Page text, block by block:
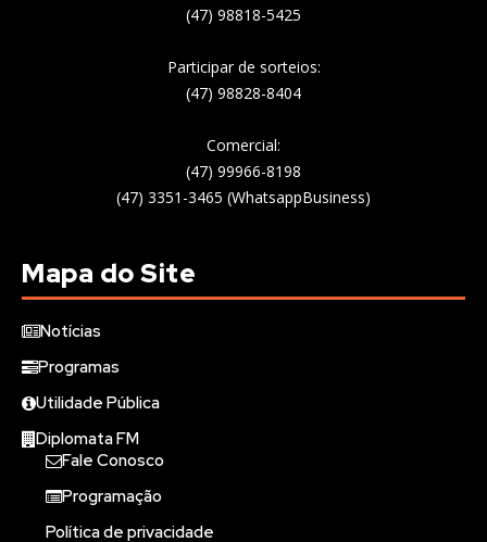
(47) 98818-5425
Participar de sorteios:
(47) 98828-8404
Comercial:
(47) 99966-8198
(47) 3351-3465 (WhatsappBusiness)
Mapa do Site
Notícias
Programas
Utilidade Pública
Diplomata FM
Fale Conosco
Programação
Política de privacidade